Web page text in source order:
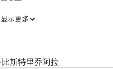
显示更多
比斯特里乔阿拉